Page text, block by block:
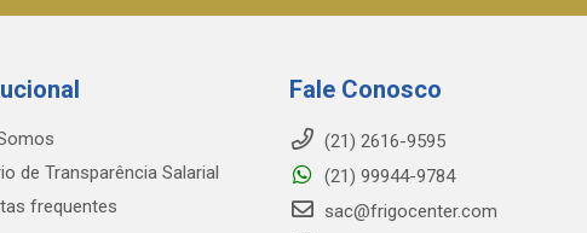
de Transparência Salarial
frequentes
Fale Conosco
(21) 2616-9595
(21) 99944-9784
sac@frigocenter.com